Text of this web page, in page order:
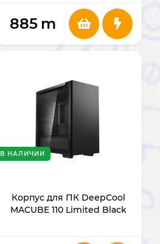
885 m
Корпус для ПК DeepCool
MACUBE 110 Limited Black
В НАЛИЧИИ